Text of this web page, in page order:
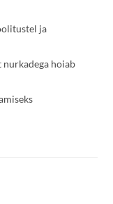
ja
nurkadega hoiab